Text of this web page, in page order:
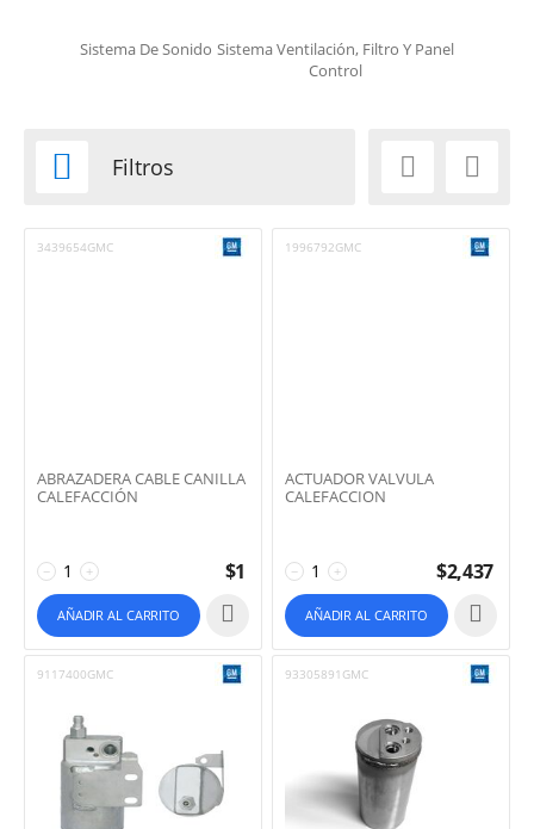
Sistema De Sonido Sistema Ventilación, Filtro Y Panel
Control
 Filtros  
3439654GMC
ABRAZADERA CABLE CANILLA
CALEFACCIÓN
+
− $1
AÑADIR AL CARRITO
1996792GMC
ACTUADOR VALVULA
CALEFACCION
+
− $2,437
AÑADIR AL CARRITO
9117400GMC 93305891GMC